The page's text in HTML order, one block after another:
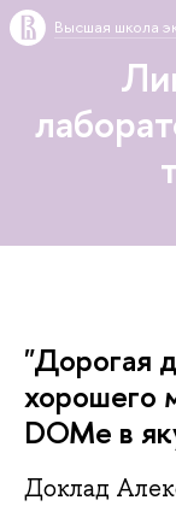
Высшая школа
"Дорогая
хорошего
DOMе в
Доклад